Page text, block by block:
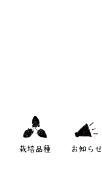
栽培品種 お知らせ